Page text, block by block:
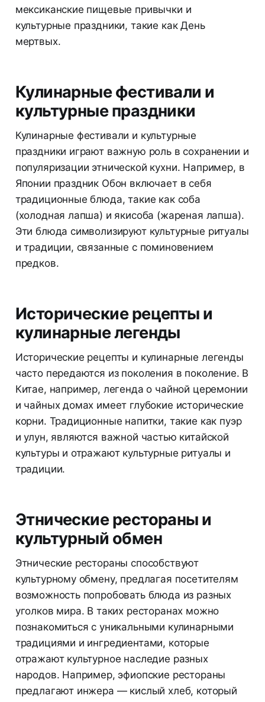
мексиканские пищевые привычки и
культурные праздники, такие как День
мертвых.
Кулинарные фестивали и
культурные праздники
Кулинарные фестивали и культурные
праздники играют важную роль в сохранении и
популяризации этнической кухни. Например, в
Японии праздник Обон включает в себя
традиционные блюда, такие как соба
(холодная лапша) и якисоба (жареная лапша).
Эти блюда символизируют культурные ритуалы
и традиции, связанные с поминовением
предков.
Исторические рецепты и
кулинарные легенды
Исторические рецепты и кулинарные легенды
часто передаются из поколения в поколение. В
Китае, например, легенда о чайной церемонии
и чайных домах имеет глубокие исторические
корни. Традиционные напитки, такие как пуэр
и улун, являются важной частью китайской
культуры и отражают культурные ритуалы и
традиции.
Этнические рестораны и
культурный обмен
Этнические рестораны способствуют
культурному обмену, предлагая посетителям
возможность попробовать блюда из разных
уголков мира. В таких ресторанах можно
познакомиться с уникальными кулинарными
традициями и ингредиентами, которые
отражают культурное наследие разных
народов. Например, эфиопские рестораны
предлагают инжера — кислый хлеб, который